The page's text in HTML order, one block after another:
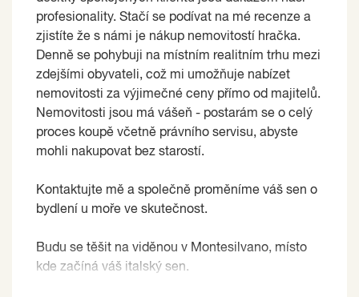
profesionality. Stačí se podívat na mé recenze a
zjistíte že s námi je nákup nemovitostí hračka.
Denně se pohybuji na místním realitním trhu mezi
zdejšími obyvateli, což mi umožňuje nabízet
nemovitosti za výjimečné ceny přímo od majitelů.
Nemovitosti jsou má vášeň - postarám se o celý
proces koupě včetně právního servisu, abyste
mohli nakupovat bez starostí.
Kontaktujte mě a společně proměníme váš sen o
bydlení u moře ve skutečnost.
Budu se těšit na viděnou v Montesilvano, místo
kde začíná váš italský sen.